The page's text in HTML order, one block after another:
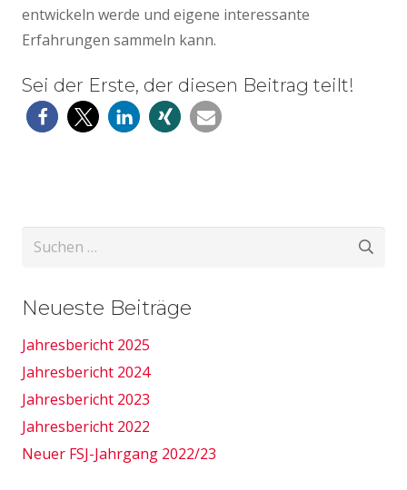
entwickeln werde und eigene interessante
Erfahrungen sammeln kann.
Sei der Erste, der diesen Beitrag teilt!
Suchen
Neueste Beiträge
Jahresbericht 2025
Jahresbericht 2024
Jahresbericht 2023
Jahresbericht 2022
Neuer FSJ-Jahrgang 2022/23